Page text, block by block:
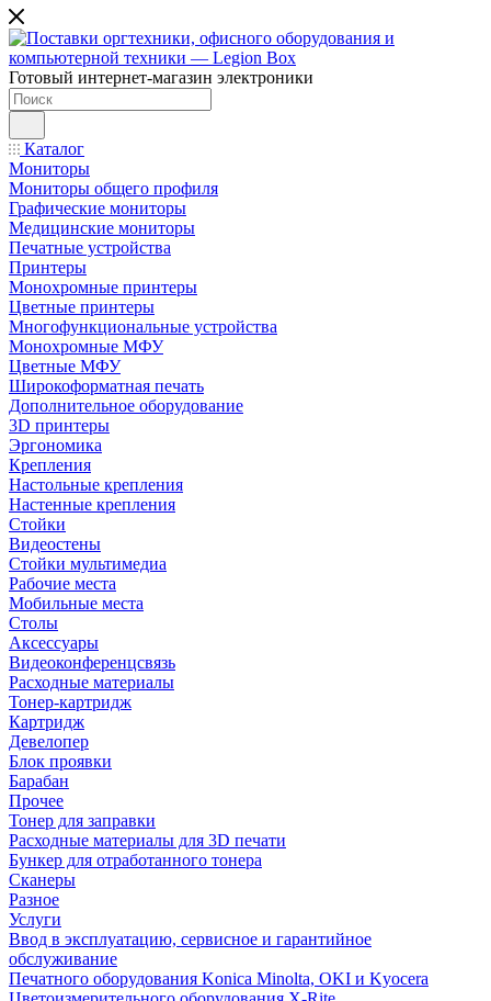
Готовый интернет-магазин электроники
Каталог
Мониторы
Мониторы общего профиля
Графические мониторы
Медицинские мониторы
Печатные устройства
Принтеры
Моноxромныe принтеры
Цвeтныe принтеры
Многофункциональные устройства
Монохромные МФУ
Цветные МФУ
Широкоформатная печать
Дополнительное оборудование
3D принтеры
Эргономика
Крепления
Настольные крепления
Настенные крепления
Стойки
Видеостены
Стойки мультимедиа
Рабочие места
Мобильные места
Столы
Аксессуары
Видеоконференцсвязь
Расходные материалы
Тонер-картридж
Картридж
Девелопер
Блок проявки
Барабан
Прочее
Тонер для заправки
Расходные материалы для 3D печати
Бункер для отработанного тонера
Сканеры
Разное
Услуги
Ввод в эксплуатацию, сервисное и гарантийное
обслуживание
Печатного оборудования Konica Minolta, OKI и Kyocera